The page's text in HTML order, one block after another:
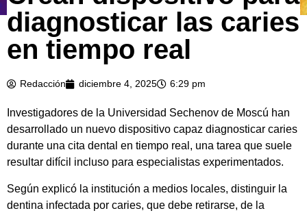
diagnosticar las caries
en tiempo real
Redacción diciembre 4, 2025 6:29 pm
Investigadores de la Universidad Sechenov de Moscú han
desarrollado un nuevo dispositivo capaz diagnosticar caries
durante una cita dental en tiempo real, una tarea que suele
resultar difícil incluso para especialistas experimentados.
Según explicó la institución a medios locales, distinguir la
dentina infectada por caries, que debe retirarse, de la